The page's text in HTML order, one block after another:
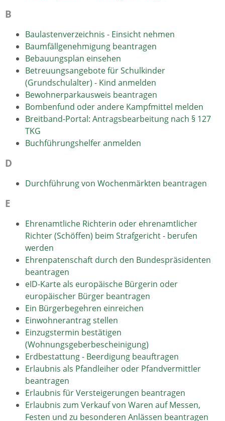
B
Baulastenverzeichnis - Einsicht nehmen
Baumfällgenehmigung beantragen
Bebauungsplan einsehen
Betreuungsangebote für Schulkinder
(Grundschulalter) - Kind anmelden
Bewohnerparkausweis beantragen
Bombenfund oder andere Kampfmittel melden
Breitband-Portal: Antragsbearbeitung nach § 127
TKG
Buchführungshelfer anmelden
D
Durchführung von Wochenmärkten beantragen
E
Ehrenamtliche Richterin oder ehrenamtlicher
Richter (Schöffen) beim Strafgericht - berufen
werden
Ehrenpatenschaft durch den Bundespräsidenten
beantragen
eID-Karte als europäische Bürgerin oder
europäischer Bürger beantragen
Ein Bürgerbegehren einreichen
Einwohnerantrag stellen
Einzugstermin bestätigen
(Wohnungsgeberbescheinigung)
Erdbestattung - Beerdigung beauftragen
Erlaubnis als Pfandleiher oder Pfandvermittler
beantragen
Erlaubnis für Versteigerungen beantragen
Erlaubnis zum Verkauf von Waren auf Messen,
Festen und zu besonderen Anlässen beantragen